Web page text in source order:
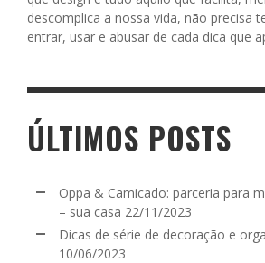
descomplica a nossa vida, não precisa
entrar, usar e abusar de cada dica que
ÚLTIMOS POSTS
Oppa & Camicado: parceria para
– sua casa 22/11/2023
Dicas de série de decoração e
10/06/2023